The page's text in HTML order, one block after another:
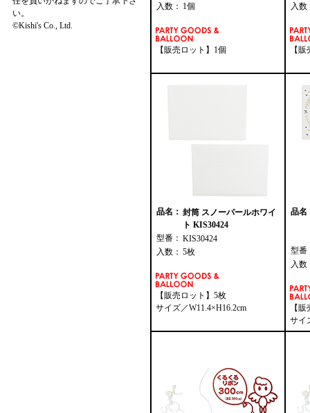
い。
©Kishi's Co., Ltd.
入数： 1個
【販売ロット】1個
入数
【
品名： 封筒 スノーパールホワイ
ト KIS30424
型番： KIS30424
入数： 5枚
【販売ロット】5枚
サイズ／W11.4×H16.2cm
品名
型番
入数
【
サイ